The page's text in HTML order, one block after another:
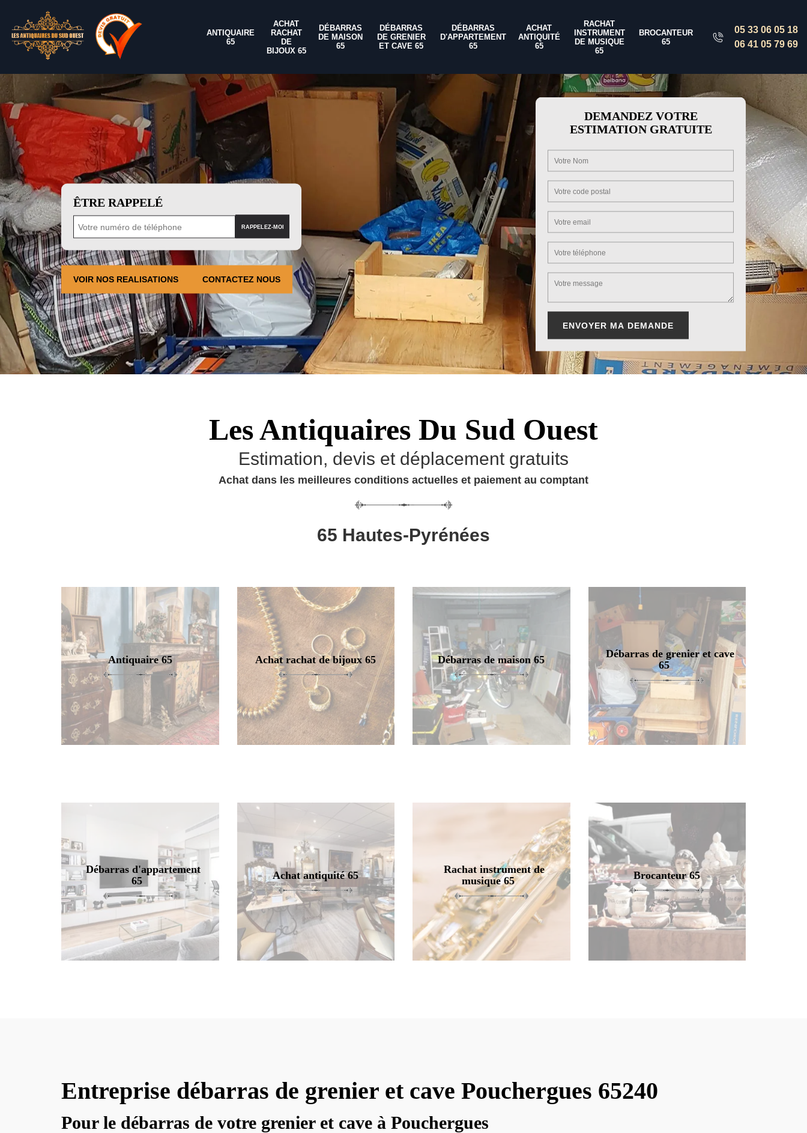
ANTIQUAIRE
65
ACHAT
RACHAT
DE
BIJOUX 65
DÉBARRAS
DE MAISON
65
DÉBARRAS
DE GRENIER
ET CAVE 65
DÉBARRAS
D'APPARTEMENT
65
ACHAT
ANTIQUITÉ
65
RACHAT
INSTRUMENT
DE MUSIQUE
65
BROCANTEUR
65
05 33 06 05 18
06 41 05 79 69
ÊTRE RAPPELÉ
VOIR NOS REALISATIONS CONTACTEZ NOUS
DEMANDEZ VOTRE
ESTIMATION GRATUITE
Les Antiquaires Du Sud Ouest
Estimation, devis et déplacement gratuits
Achat dans les meilleures conditions actuelles et paiement au comptant
65 Hautes-Pyrénées
Antiquaire 65 Achat rachat de bijoux 65 Débarras de maison 65
Débarras de grenier et cave
65
Débarras d'appartement
65
Achat antiquité 65
Rachat instrument de
musique 65
Brocanteur 65
Entreprise débarras de grenier et cave Pouchergues 65240
Pour le débarras de votre grenier et cave à Pouchergues